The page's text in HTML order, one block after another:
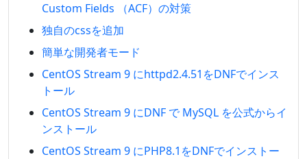
Custom Fields （ACF）の対策
独自のcssを追加
簡単な開発者モード
CentOS Stream 9 にhttpd2.4.51をDNFでインス
トール
CentOS Stream 9 にDNF で MySQL を公式からイ
ンストール
CentOS Stream 9 にPHP8.1をDNFでインストー